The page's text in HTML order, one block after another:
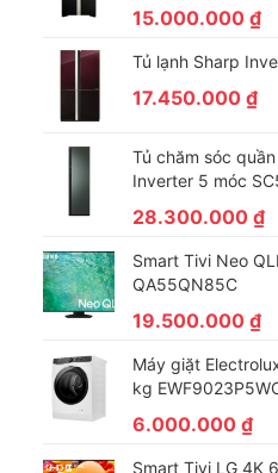
– Với những thiết kế trên tủ
chọn phù hợp cho khách hàng
hàng tự chọn, căng tin, siêu thị
để trữ lạnh phục vụ cho việc
Lưu ý khi sử dụng tủ đông
15.000.000 ₫
Tủ lạnh Sharp
17.450.000 ₫
Tủ chăm sóc
Inverter 5 móc
28.300.000 ₫
Smart Tivi Neo
QA55QN85C
19.500.000 ₫
Máy giặt
kg
6.000.000 ₫
Smart Tivi LG 4K